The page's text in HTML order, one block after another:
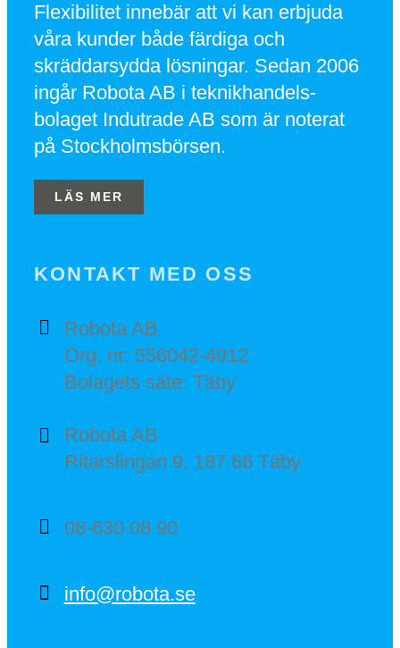
Flexibilitet innebär att vi kan erbjuda
våra kunder både färdiga och
skräddarsydda lösningar. Sedan 2006
ingår Robota AB i teknikhandels-
bolaget Indutrade AB som är noterat
på Stockholmsbörsen.
LÄS MER
KONTAKT MED OSS
Robota AB
Org. nr: 556042-4912
Bolagets säte: Täby
Robota AB
Ritarslingan 9, 187 66 Täby
08-630 08 90
info@robota.se